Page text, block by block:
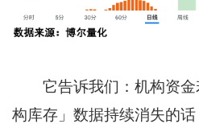
它告诉我们：机构资金
构库存」数据持续消失的